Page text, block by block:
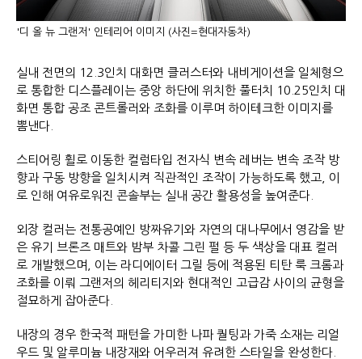
'디 올 뉴 그랜저' 인테리어 이미지 (사진=현대자동차)
실내 전면의 12.3인치 대화면 클러스터와 내비게이션을 일체형으
로 통합한 디스플레이는 중앙 하단에 위치한 풀터치 10.25인치 대
화면 통합 공조 콘트롤러와 조화를 이루며 하이테크한 이미지를
뽐낸다.
스티어링 휠로 이동한 컬럼타입 전자식 변속 레버는 변속 조작 방
향과 구동 방향을 일치시켜 직관적인 조작이 가능하도록 했고, 이
로 인해 여유로워진 콘솔부는 실내 공간 활용성을 높여준다.
외장 컬러는 전통공예인 방짜유기와 자연의 대나무에서 영감을 받
은 유기 브론즈 매트와 밤부 차콜 그린 펄 등 두 색상을 대표 컬러
로 개발했으며, 이는 라디에이터 그릴 등에 적용된 티탄 룩 크롬과
조화를 이뤄 그랜저의 헤리티지와 현대적인 고급감 사이의 균형을
절묘하게 잡아준다.
내장의 경우 한국적 패턴을 가미한 나파 퀄팅과 가죽 소재는 리얼
우드 및 알루미늄 내장재와 어우러져 유려한 스타일을 완성한다.